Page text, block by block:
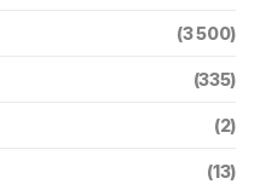
(3 500)
(335)
(2)
(13)